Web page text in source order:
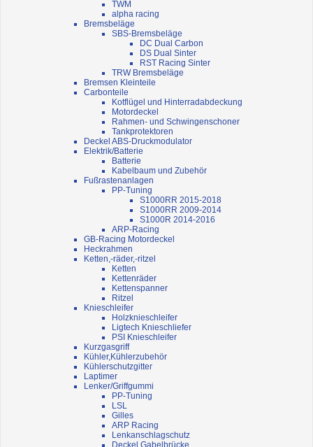
TWM
alpha racing
Bremsbeläge
SBS-Bremsbeläge
DC Dual Carbon
DS Dual Sinter
RST Racing Sinter
TRW Bremsbeläge
Bremsen Kleinteile
Carbonteile
Kotflügel und Hinterradabdeckung
Motordeckel
Rahmen- und Schwingenschoner
Tankprotektoren
Deckel ABS-Druckmodulator
Elektrik/Batterie
Batterie
Kabelbaum und Zubehör
Fußrastenanlagen
PP-Tuning
S1000RR 2015-2018
S1000RR 2009-2014
S1000R 2014-2016
ARP-Racing
GB-Racing Motordeckel
Heckrahmen
Ketten,-räder,-ritzel
Ketten
Kettenräder
Kettenspanner
Ritzel
Knieschleifer
Holzknieschleifer
Ligtech Knieschliefer
PSI Knieschleifer
Kurzgasgriff
Kühler,Kühlerzubehör
Kühlerschutzgitter
Laptimer
Lenker/Griffgummi
PP-Tuning
LSL
Gilles
ARP Racing
Lenkanschlagschutz
Deckel Gabelbrücke